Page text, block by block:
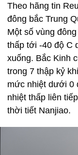
Theo hãng tin
đông bắc Trung
Một số vùng
thấp tới -40 độ C
xuống. Bắc Kinh
trong 7 thập kỷ
mức nhiệt dưới 0
nhiệt thấp liên
thời tiết Nanjiao.